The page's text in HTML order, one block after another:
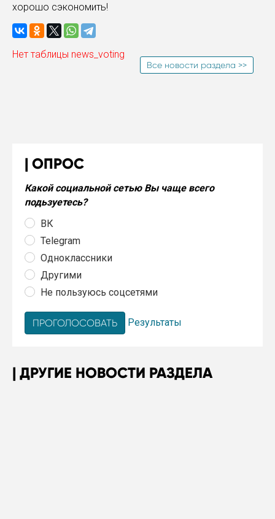
хорошо сэкономить!
Нет таблицы news_voting
Все новости раздела >>
ОПРОС
Какой социальной сетью Вы чаще всего
подьзуетесь?
ВК
Telegram
Одноклассники
Другими
Не пользуюсь соцсетями
Результаты
ДРУГИЕ НОВОСТИ РАЗДЕЛА